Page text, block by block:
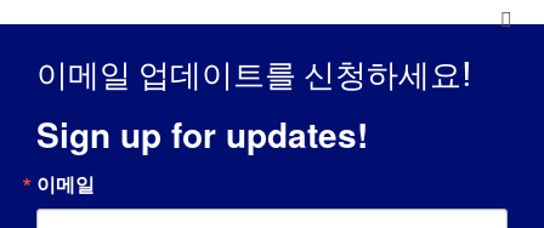
조직에 대해 세상에 알리고 싶은 내용?
이 희귀 질환을 치료할 수 있다면, 관련성이 없는 다른
많은 더 많은 유전 질환에 도움이 될 것입니다. 우리는
여러분을 위해 여기 있습니다.
이메일 업데이트를 신청하세요!
Sign up for updates!
이메일